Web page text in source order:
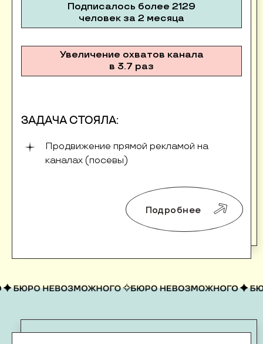
Подписалось более 2129
человек за 2 месяца
Увеличение охватов канала
в 3.7 раз
ЗАДАЧА СТОЯЛА:
Продвижение прямой рекламой на
каналах (посевы)
Подробнее